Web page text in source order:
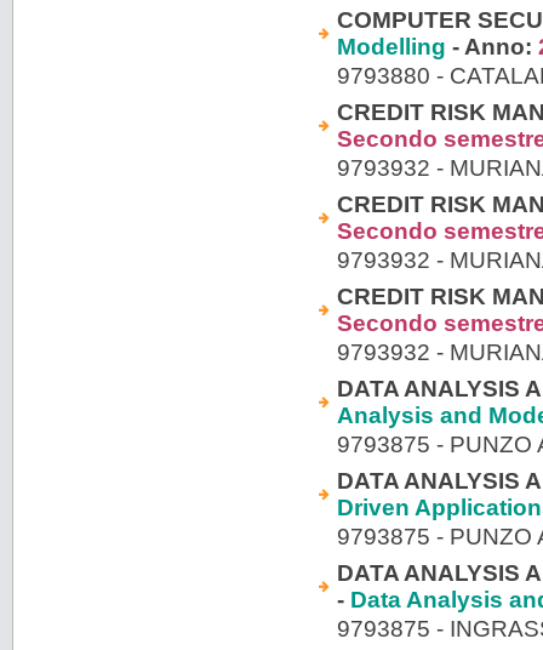
COMPUTER
Modelling - Anno:
9793880 -
CREDIT RISK
Secondo
9793932 -
CREDIT RISK
Secondo
9793932 -
CREDIT RISK
Secondo
9793932 -
DATA ANALYSIS
Analysis and
9793875 - PUNZO
DATA ANALYSIS
Driven
9793875 - PUNZO
DATA ANALYSIS
- Data Analysis
9793875 -